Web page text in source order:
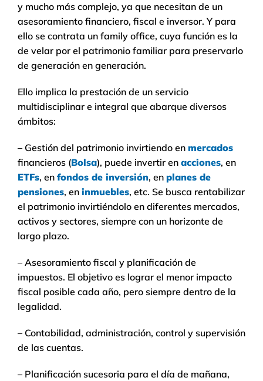
y mucho más complejo, ya que necesitan de un
asesoramiento financiero, fiscal e inversor. Y para
ello se contrata un family office, cuya función es la
de velar por el patrimonio familiar para preservarlo
de generación en generación.
Ello implica la prestación de un servicio
multidisciplinar e integral que abarque diversos
ámbitos:
– Gestión del patrimonio invirtiendo en mercados
financieros (Bolsa), puede invertir en acciones, en
ETFs, en fondos de inversión, en planes de
pensiones, en inmuebles, etc. Se busca rentabilizar
el patrimonio invirtiéndolo en diferentes mercados,
activos y sectores, siempre con un horizonte de
largo plazo.
– Asesoramiento fiscal y planificación de
impuestos. El objetivo es lograr el menor impacto
fiscal posible cada año, pero siempre dentro de la
legalidad.
– Contabilidad, administración, control y supervisión
de las cuentas.
– Planificación sucesoria para el día de mañana,